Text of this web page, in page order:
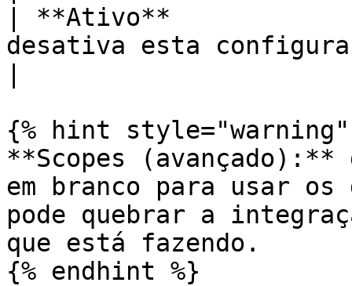
| **Ativo**
desativa esta
{% hint style="warning"
**Scopes (avançado):**
em branco para usar
pode quebrar a
que está fazendo.
{% endhint %}